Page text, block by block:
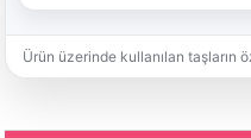
Ürün üzerinde kullanılan taşların